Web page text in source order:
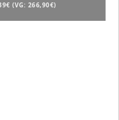
(VG: 266,90€)